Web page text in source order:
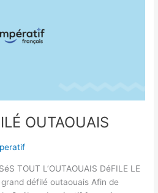
OUTAOUAIS
TOUT L’OUTAOUAIS DéFILE LE
défilé outaouais Afin de